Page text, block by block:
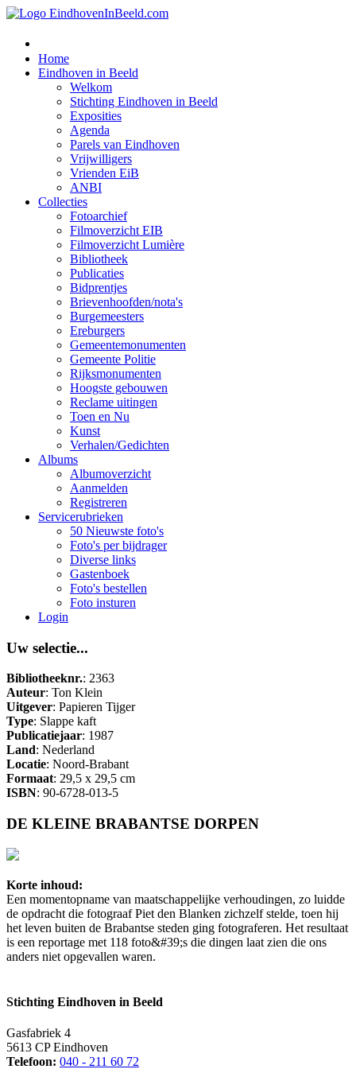
Home
Eindhoven in Beeld
Welkom
Stichting Eindhoven in Beeld
Exposities
Agenda
Parels van Eindhoven
Vrijwilligers
Vrienden EiB
ANBI
Collecties
Fotoarchief
Filmoverzicht EIB
Filmoverzicht Lumière
Bibliotheek
Publicaties
Bidprentjes
Brievenhoofden/nota's
Burgemeesters
Ereburgers
Gemeentemonumenten
Gemeente Politie
Rijksmonumenten
Hoogste gebouwen
Reclame uitingen
Toen en Nu
Kunst
Verhalen/Gedichten
Albums
Albumoverzicht
Aanmelden
Registreren
Servicerubrieken
50 Nieuwste foto's
Foto's per bijdrager
Diverse links
Gastenboek
Foto's bestellen
Foto insturen
Login
Uw selectie...
Bibliotheeknr.: 2363
Auteur: Ton Klein
Uitgever: Papieren Tijger
Type: Slappe kaft
Publicatiejaar: 1987
Land: Nederland
Locatie: Noord-Brabant
Formaat: 29,5 x 29,5 cm
ISBN: 90-6728-013-5
DE KLEINE BRABANTSE DORPEN
Korte inhoud:
Een momentopname van maatschappelijke verhoudingen, zo luidde
de opdracht die fotograaf Piet den Blanken zichzelf stelde, toen hij
het leven buiten de Brabantse steden ging fotograferen. Het resultaat
is een reportage met 118 foto&#39;s die dingen laat zien die ons
anders niet opgevallen waren.
Stichting Eindhoven in Beeld
Gasfabriek 4
5613 CP Eindhoven
Telefoon: 040 - 211 60 72